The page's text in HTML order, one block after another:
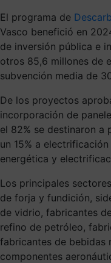
El programa de
Vasco benefició en
de inversión pública e
otros 85,6 millones de
subvención media de
De los proyectos
incorporación de
el 82% se destinaron a
un 15% a
energética y
Los principales
de forja y fundición,
de vidrio, fabricantes
refino de petróleo,
fabricantes de bebidas
componentes